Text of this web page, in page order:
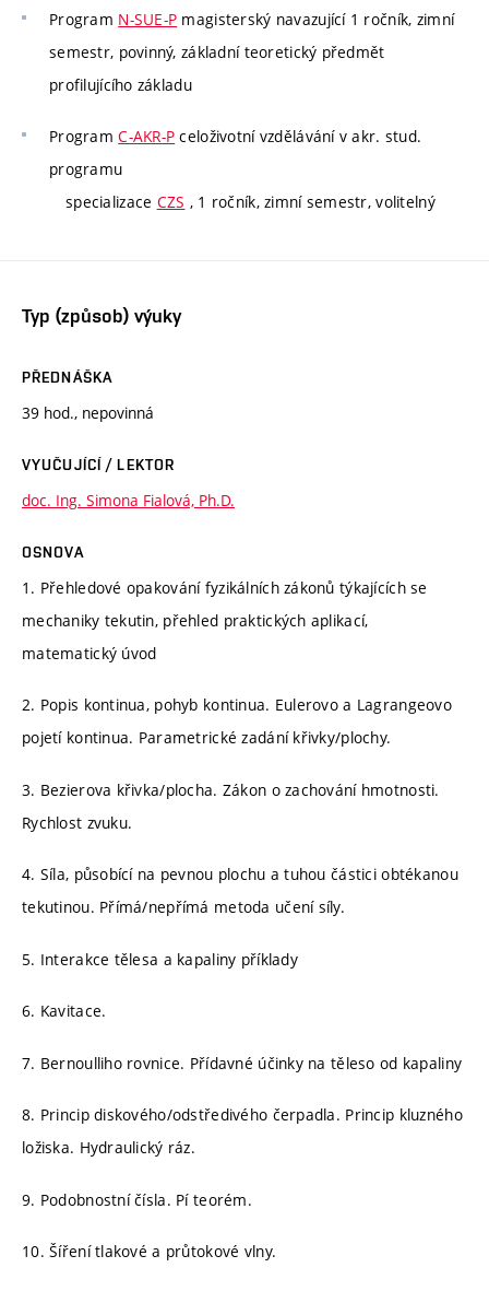
Program N-SUE-P magisterský navazující 1 ročník, zimní
semestr, povinný, základní teoretický předmět
profilujícího základu
ProgramC-AKR-P celoživotní vzdělávání v akr. stud.
programu
specializace CZS , 1 ročník, zimní semestr, volitelný
Typ (způsob) výuky
PŘEDNÁŠKA
39 hod., nepovinná
VYUČUJÍCÍ / LEKTOR
doc. Ing. Simona Fialová, Ph.D.
OSNOVA
1. Přehledové opakování fyzikálních zákonů týkajících se
mechaniky tekutin, přehled praktických aplikací,
matematický úvod
2. Popis kontinua, pohyb kontinua. Eulerovo a Lagrangeovo
pojetí kontinua. Parametrické zadání křivky/plochy.
3. Bezierova křivka/plocha. Zákon o zachování hmotnosti.
Rychlost zvuku.
4. Síla, působící na pevnou plochu a tuhou částici obtékanou
tekutinou. Přímá/nepřímá metoda učení síly.
5. Interakce tělesa a kapaliny příklady
6. Kavitace.
7. Bernoulliho rovnice. Přídavné účinky na těleso od kapaliny
8. Princip diskového/odstředivého čerpadla. Princip kluzného
ložiska. Hydraulický ráz.
9. Podobnostní čísla. Pí teorém.
10. Šíření tlakové a průtokové vlny.